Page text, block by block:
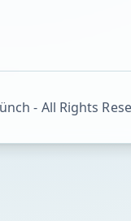
- All Rights